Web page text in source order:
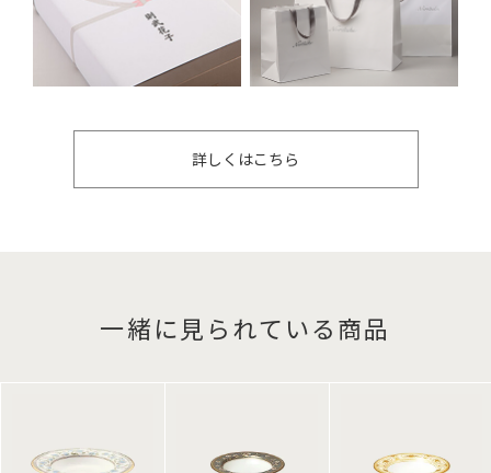
詳しくはこちら
一緒に見られている商品